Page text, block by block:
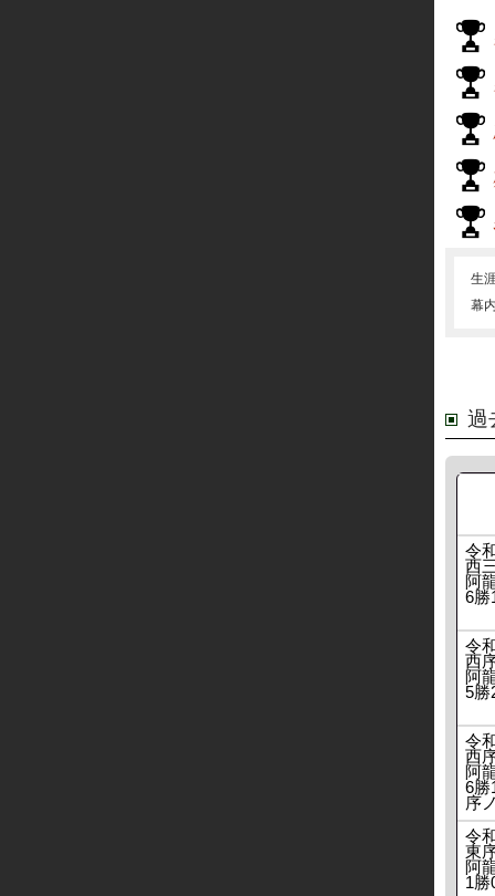
生
幕
過
令
西
阿
6勝
令
西
阿
5勝
令
西
阿
6勝
序
令
東
阿
1勝